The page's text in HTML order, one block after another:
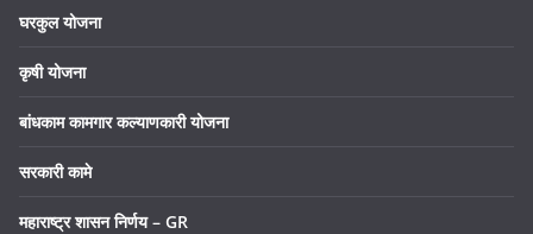
घरकुल योजना
कृषी योजना
बांधकाम कामगार कल्याणकारी योजना
सरकारी कामे
महाराष्ट्र शासन निर्णय – GR